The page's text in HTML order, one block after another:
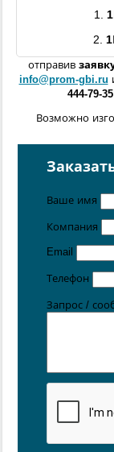
1. 1
2.
1
отправив
info@prom-gbi.ru
444-79-35
Возможно
Цена от 5
Ваше имя
Компания
Email
Телефон
Запрос /